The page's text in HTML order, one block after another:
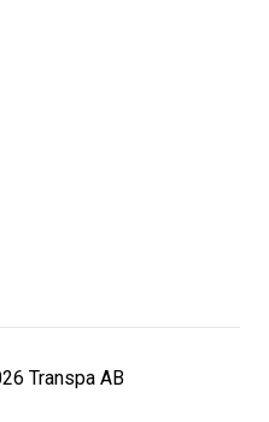
Transpa AB